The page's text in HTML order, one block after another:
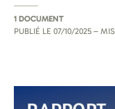
1 DOCUMENT
PUBLIÉ LE 07/10/2025 –